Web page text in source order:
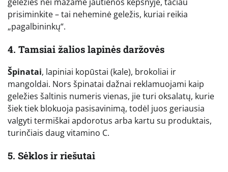
prisiminkite – tai neheminė geležis, kuriai reikia
„pagalbininkų“.
4. Tamsiai žalios lapinės daržovės
Špinatai, lapiniai kopūstai (kale), brokoliai ir
mangoldai. Nors špinatai dažnai reklamuojami kaip
geležies šaltinis numeris vienas, jie turi oksalatų, kurie
šiek tiek blokuoja pasisavinimą, todėl juos geriausia
valgyti termiškai apdorotus arba kartu su produktais,
turinčiais daug vitamino C.
5. Sėklos ir riešutai